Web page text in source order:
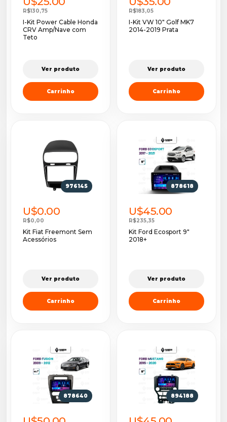
R$130,75
I-Kit Power Cable Honda
CRV Amp/Nave com
Teto
Ver produto
Carrinho
R$183,05
I-Kit VW 10" Golf MK7
2014-2019 Prata
Ver produto
Carrinho
976145
U$0.00
R$0,00
Kit Fiat Freemont Sem
Acessórios
Ver produto
Carrinho
878618
U$45.00
R$235,35
Kit Ford Ecosport 9"
2018+
Ver produto
Carrinho
878640 894188